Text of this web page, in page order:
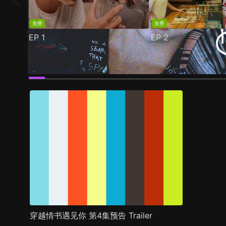
免费
EP 1
免费
EP2
剧照 推荐影片 剧情介绍
穿越情书遇见你 第4集预告 Trailer